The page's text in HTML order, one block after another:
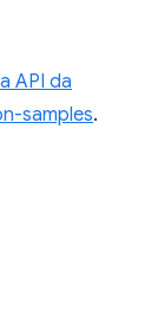
API da
samples.